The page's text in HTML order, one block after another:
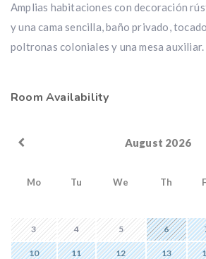
Amplias habitaciones con decoración
y una cama sencilla, baño privado,
poltronas coloniales y una mesa auxiliar.
Room Availability
August 2026
Mo Tu We Th
3 4 5 6
10 11 12 13